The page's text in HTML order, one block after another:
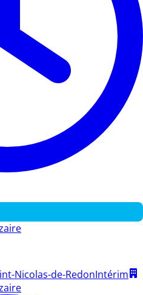
Nicolas-de-RedonIntérim